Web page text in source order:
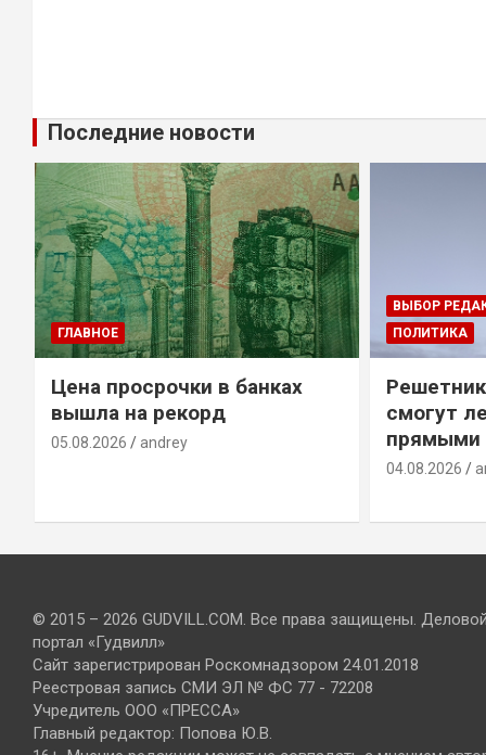
Последние новости
ГЛАВНОЕ
Цена просрочки в банках
вышла на рекорд
05.08.2026 andrey
ВЫБОР
ПОЛИТИКА
смогут
прямыми
04.08.2026
© 2015 – 2026 GUDVILL.COM. Все права защищены.
портал «Гудвилл»
Сайт зарегистрирован Роскомнадзором 24.01.2018
Реестровая запись СМИ ЭЛ № ФС 77 - 72208
Учредитель ООО «ПРЕССА»
Главный редактор: Попова Ю.В.